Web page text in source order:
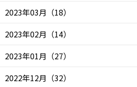
2023年03月 （18）
2023年02月 （14）
2023年01月 （27）
2022年12月 （32）